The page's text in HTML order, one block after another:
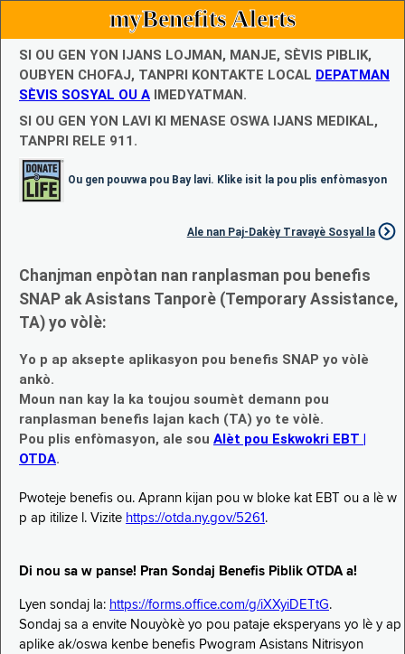
myBenefits Alerts
SI OU GEN YON IJANS LOJMAN, MANJE, SÈVIS PIBLIK,
OUBYEN CHOFAJ, TANPRI KONTAKTE LOCAL DEPATMAN
SÈVIS SOSYAL OU A IMEDYATMAN.
SI OU GEN YON LAVI KI MENASE OSWA IJANS MEDIKAL,
TANPRI RELE 911.
Ou gen pouvwa pou Bay lavi. Klike isit la pou plis enfòmasyon
Ale nan Paj-Dakèy Travayè Sosyal la
Chanjman enpòtan nan ranplasman pou benefis
SNAP ak Asistans Tanporè (Temporary Assistance,
TA) yo vòlè:
Yo p ap aksepte aplikasyon pou benefis SNAP yo vòlè
ankò.
Moun nan kay la ka toujou soumèt demann pou
ranplasman benefis lajan kach (TA) yo te vòlè.
Pou plis enfòmasyon, ale sou Alèt pou Eskwokri EBT |
OTDA.
Pwoteje benefis ou. Aprann kijan pou w bloke kat EBT ou a lè w
p ap itilize l. Vizite https://otda.ny.gov/5261 .
Di nou sa w panse! Pran Sondaj Benefis Piblik OTDA a!
Lyen sondaj la: https://forms.office.com/g/iXXyiDETtG.
Sondaj sa a envite Nouyòkè yo pou pataje eksperyans yo lè y ap
aplike ak/oswa kenbe benefis Pwogram Asistans Nitrisyon